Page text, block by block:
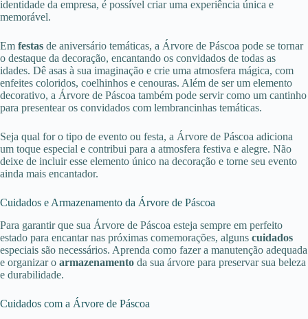
identidade da empresa, é possível criar uma experiência única e
memorável.
Em festas de aniversário temáticas, a Árvore de Páscoa pode se tornar
o destaque da decoração, encantando os convidados de todas as
idades. Dê asas à sua imaginação e crie uma atmosfera mágica, com
enfeites coloridos, coelhinhos e cenouras. Além de ser um elemento
decorativo, a Árvore de Páscoa também pode servir como um cantinho
para presentear os convidados com lembrancinhas temáticas.
Seja qual for o tipo de evento ou festa, a Árvore de Páscoa adiciona
um toque especial e contribui para a atmosfera festiva e alegre. Não
deixe de incluir esse elemento único na decoração e torne seu evento
ainda mais encantador.
Cuidados e Armazenamento da Árvore de Páscoa
Para garantir que sua Árvore de Páscoa esteja sempre em perfeito
estado para encantar nas próximas comemorações, alguns cuidados
especiais são necessários. Aprenda como fazer a manutenção adequada
e organizar o armazenamento da sua árvore para preservar sua beleza
e durabilidade.
Cuidados com a Árvore de Páscoa